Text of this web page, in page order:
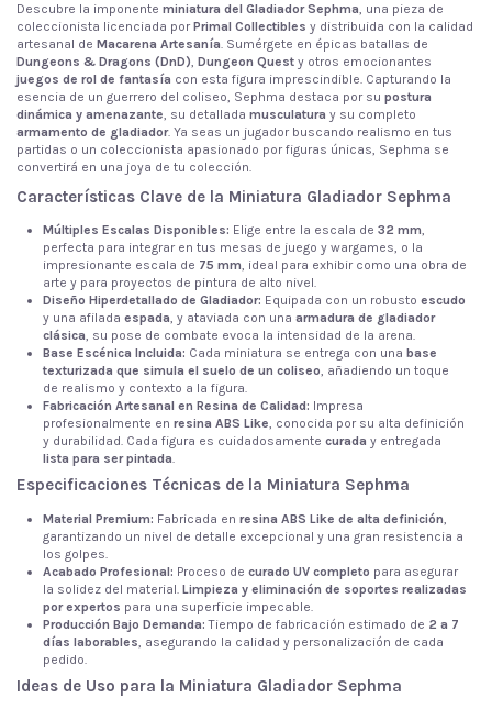
Descubre la imponente miniatura del Gladiador Sephma, una pieza de
coleccionista licenciada porPrimal Collectibles y distribuida con la calidad
artesanal de Macarena Artesanía. Sumérgete en épicas batallas de
Dungeons & Dragons (DnD), Dungeon Quest y otros emocionantes
juegos de rol de fantasía con esta figura imprescindible. Capturando la
esencia de un guerrero del coliseo, Sephma destaca por su postura
dinámica y amenazante, su detallada musculatura y su completo
armamento de gladiador. Ya seas un jugador buscando realismo en tus
partidas o un coleccionista apasionado por figuras únicas, Sephma se
convertirá en una joya de tu colección.
Características Clave de la Miniatura Gladiador Sephma
Múltiples Escalas Disponibles: Elige entre la escala de 32 mm,
perfecta para integrar en tus mesas de juego y wargames, o la
impresionante escala de 75 mm, ideal para exhibir como una obra de
arte y para proyectos de pintura de alto nivel.
Diseño Hiperdetallado de Gladiador: Equipada con un robusto escudo
y una afilada espada, y ataviada con una armadura de gladiador
clásica, su pose de combate evoca la intensidad de la arena.
Base Escénica Incluida: Cada miniatura se entrega con una base
texturizada que simula el suelo de un coliseo, añadiendo un toque
de realismo y contexto a la figura.
Fabricación Artesanal en Resina de Calidad: Impresa
profesionalmente en resina ABS Like, conocida por su alta definición
y durabilidad. Cada figura es cuidadosamente curada y entregada
lista para ser pintada.
Especificaciones Técnicas de la Miniatura Sephma
Material Premium: Fabricada en resina ABS Like de alta definición
garantizando un nivel de detalle excepcional y una gran resistencia a
los golpes.
Acabado Profesional: Proceso de curado UV completo para asegurar
la solidez del material. Limpieza y eliminación de soportes realizadas
por expertos para una superficie impecable.
Producción Bajo Demanda: Tiempo de fabricación estimado de 2 a 7
días laborables , asegurando la calidad y personalización de cada
pedido.
Ideas de Uso para la Miniatura Gladiador Sephma